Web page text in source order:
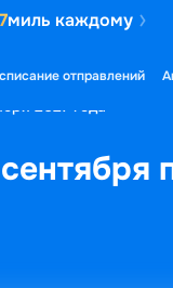
миль каждому
отправлений
2027 года